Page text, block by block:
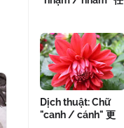
Dịch thuật: Chữ
"canh / cánh" 更